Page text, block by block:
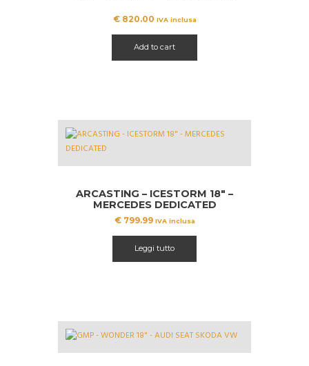
€820.00 IVA inclusa
Add to cart
ARCASTING – ICESTORM 18″ –
MERCEDES DEDICATED
€799.99 IVA inclusa
Leggi tutto